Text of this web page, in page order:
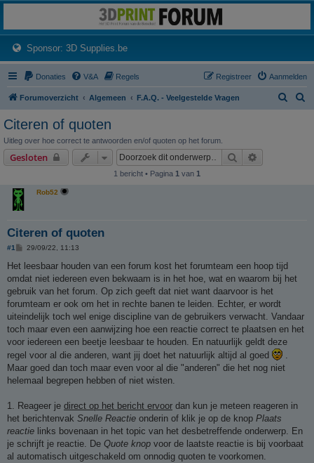
Het 3D print forum van de Benelux na de sluiting van 3dprintforum.nl
Sponsor: 3D Supplies.be(Opens a new tab)
Donaties V&A Regels Aanmelden
Registreer
Forumoverzicht Algemeen F.A.Q. - Veelgestelde Vragen
Citeren of quoten
Uitleg over hoe correct te antwoorden en/of quoten op het forum.
Gesloten Zoek
1 bericht • Pagina 1 van 1
Rob52
Citeren of quoten
#1
B
r
c
h
29/09/22, 11:13
Het leesbaar houden van een forum kost het forumteam een hoop tijd
omdat niet iedereen even bekwaam is in het hoe, wat en waarom bij het
gebruik van het forum. Op zich geeft dat niet want daarvoor is het
forumteam er ook om het in rechte banen te leiden. Echter, er wordt
uiteindelijk toch wel enige discipline van de gebruikers verwacht. Vandaar
toch maar even een aanwijzing hoe een reactie correct te plaatsen en het
voor iedereen een beetje leesbaar te houden. En natuurlijk geldt deze
regel voor al die anderen, want jij doet het natuurlijk altijd al goed
.
Maar goed dan toch maar even voor al die "anderen" die het nog niet
helemaal begrepen hebben of niet wisten.
1. Reageer je direct op het bericht ervoor dan kun je meteen reageren in
het berichtenvak Snelle Reactie onderin of klik je op de knop Plaats
reactie links bovenaan in het topic van het desbetreffende onderwerp. En
je schrijft je reactie. De Quote knop voor de laatste reactie is bij voorbaat
al automatisch uitgeschakeld om onnodig quoten te voorkomen.